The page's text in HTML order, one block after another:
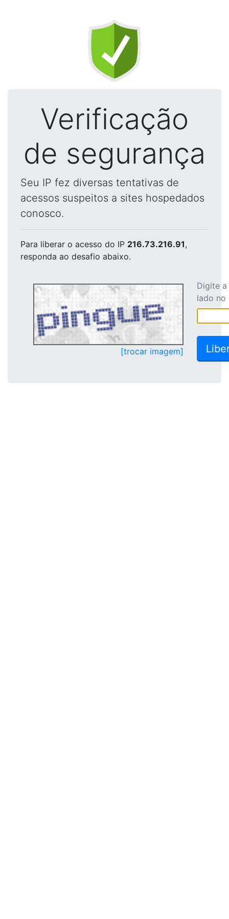
Verificação
de segurança
Seu IP fez diversas tentativas de
acessos suspeitos a sites hospedados
conosco.
Para liberar o acesso do IP 216.73.216.91,
responda ao desafio abaixo.
[trocar imagem]
Digite
lado no